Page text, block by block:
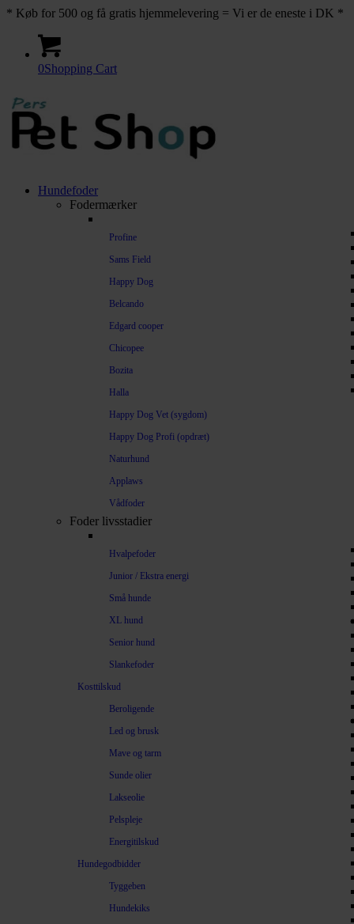
* Køb for 500 og få gratis hjemmelevering = Vi er de eneste i DK *
0Shopping Cart
Hundefoder
Fodermærker
Profine
Sams Field
Happy Dog
Belcando
Edgard cooper
Chicopee
Bozita
Halla
Happy Dog Vet (sygdom)
Happy Dog Profi (opdræt)
Naturhund
Applaws
Vådfoder
Foder livsstadier
Hvalpefoder
Junior / Ekstra energi
Små hunde
XL hund
Senior hund
Slankefoder
Kosttilskud
Beroligende
Led og brusk
Mave og tarm
Sunde olier
Lakseolie
Pelspleje
Energitilskud
Hundegodbidder
Tyggeben
Hundekiks